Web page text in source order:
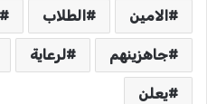
الامين الطلاب
جاهزينهم لرعاية
يعلن